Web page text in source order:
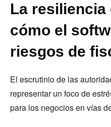
La resiliencia
cómo el
riesgos de
El escrutinio de las
representar un foco de
para los negocios en vías